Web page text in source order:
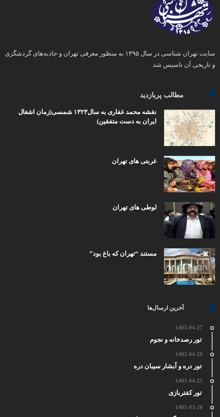
سایت تهران شناسی در سال ۱۳۹۵ به منظور معرفی تهران و جاذبه‌های گردشگری
و تاریخی آن تاسیس شد.
مطالب پربازدید
نقشه محمد غفاری به سال۱۳۲۳ شمسی(زمان اشغال
ایران به دست متفقین)
غربتی های تهران
لوطی های تهران
مستند “تهران که باغ بود”
آخرین ارسال‌ها
1405-04-27
تور رصدخانه و نجوم
1405-04-26
تور دره و آبشار سیبان دره
1405-04-25
تور کفتربازی
1405-03-28